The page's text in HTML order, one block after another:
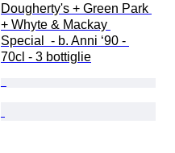
Dougherty's + Green Park
+ Whyte & Mackay
Special  - b. Anni ‘90 -
70cl - 3 bottiglie